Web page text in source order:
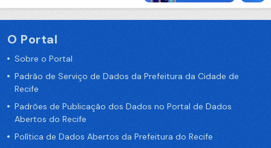
O Portal
Sobre o Portal
Padrão de Serviço de Dados da Prefeitura da Cidade de
Recife
Padrões de Publicação dos Dados no Portal de Dados
Abertos do Recife
Política de Dados Abertos da Prefeitura do Recife